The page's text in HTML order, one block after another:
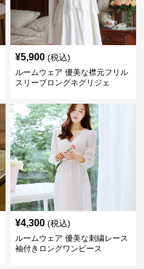
¥5,900 (税込)
ルームウェア 優美な襟元フリル
スリーブロングネグリジェ
¥4,300 (税込)
ルームウェア 優美な刺繍レース
袖付きロングワンピース